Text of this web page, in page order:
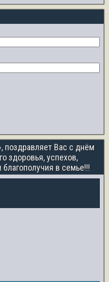
поздравляет Вас с днём
здоровья, успехов,
в семье!!!